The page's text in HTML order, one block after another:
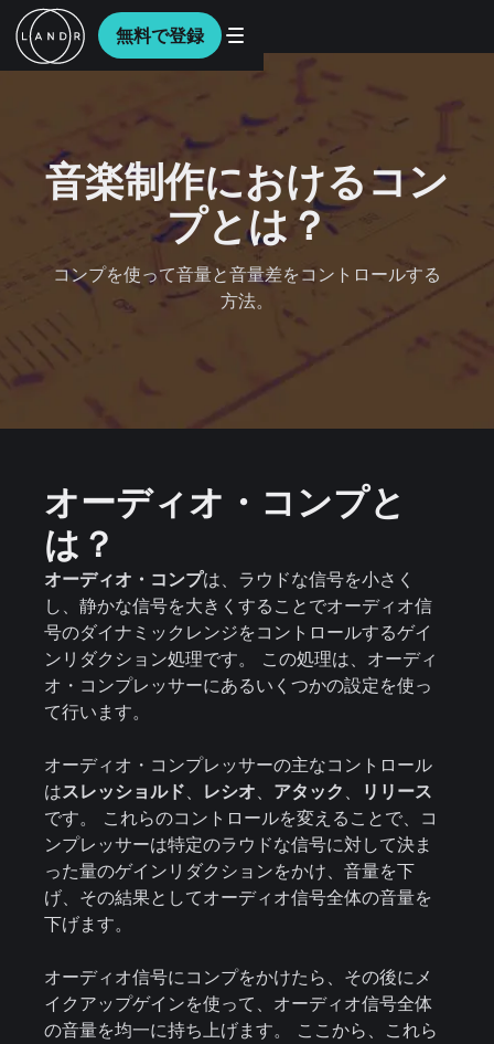
無料で登録
音楽制作におけるコン
プとは？
コンプを使って音量と音量差をコントロールする
方法。
オーディオ・コンプと
は？
オーディオ・コンプは、ラウドな信号を小さく
し、静かな信号を大きくすることでオーディオ信
号のダイナミックレンジをコントロールするゲイ
ンリダクション処理です。 この処理は、オーディ
オ・コンプレッサーにあるいくつかの設定を使っ
て行います。
オーディオ・コンプレッサーの主なコントロール
はスレッショルド、 レシオ、 アタック 、
リリース
です。 これらのコントロールを変えることで、コ
ンプレッサーは特定のラウドな信号に対して決ま
った量のゲインリダクションをかけ、音量を下
げ、その結果としてオーディオ信号全体の音量を
下げます。
オーディオ信号にコンプをかけたら、その後にメ
イクアップゲインを使って、オーディオ信号全体
の音量を均一に持ち上げます。 ここから、これら